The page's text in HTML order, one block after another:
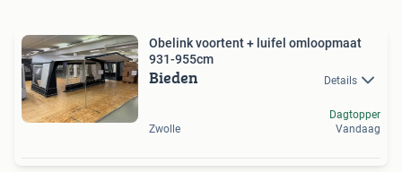
Obelink voortent + luifel omloopmaat
931-955cm
Bieden Details
Zwolle
Dagtopper
Vandaag